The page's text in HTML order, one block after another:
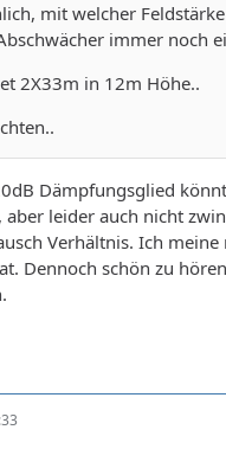
mit welcher
immer noch
2X33m in 12m Höhe..
Dämpfungsglied
aber leider auch nicht
Verhältnis. Ich
Dennoch schön zu